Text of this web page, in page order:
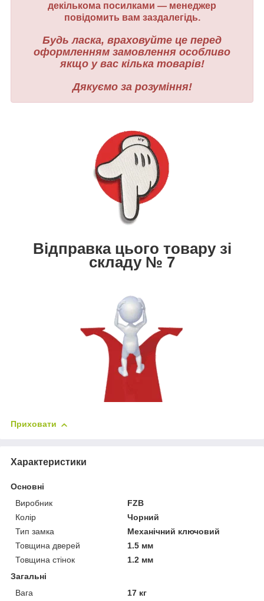
декількома посилками — менеджер
повідомить вам заздалегідь.
Будь ласка, враховуйте це перед
оформленням замовлення особливо
якщо у вас кілька товарів!
Дякуємо за розуміння!
Відправка цього товару зі
складу № 7
Приховати
Характеристики
Основні
Виробник
FZB
Колір
Чорний
Тип замка
Механічний ключовий
Товщина дверей
1.5 мм
Товщина стінок
1.2 мм
Загальні
Вага
17 кг